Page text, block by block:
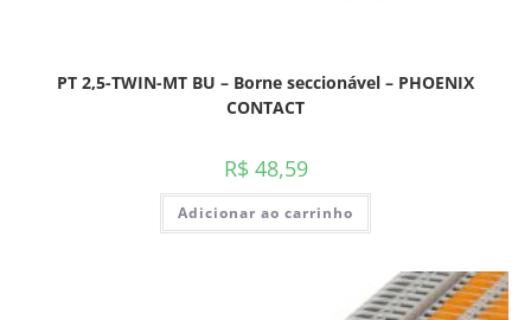
PT 2,5-TWIN-MT BU – Borne seccionável – PHOENIX
CONTACT
R$ 48,59
Adicionar ao carrinho